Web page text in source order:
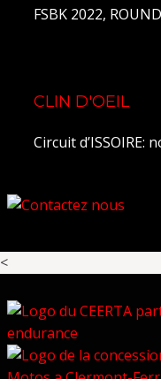
FSBK 2022,
CLIN D'OEIL
Circuit d’ISSOIRE:
<